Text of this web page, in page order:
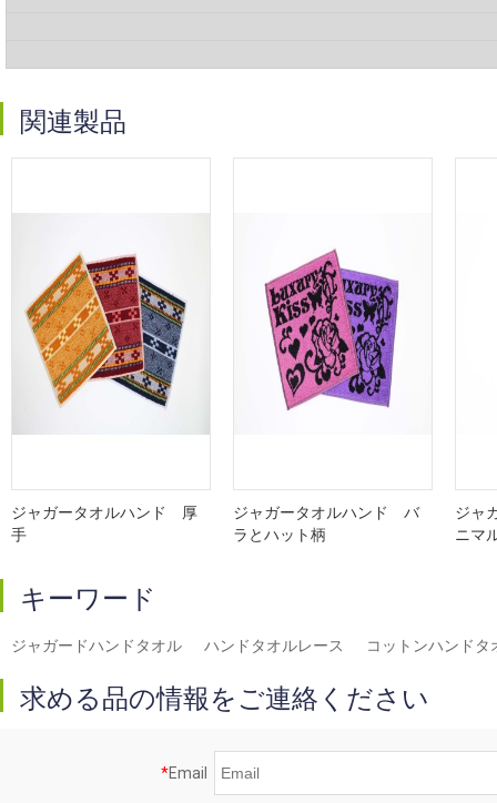
関連製品
ジャガータオルハンド 厚
手
ジャガータオルハンド バ
ラとハット柄
ジャ
ニマ
キーワード
ジャガードハンドタオル ハンドタオルレース コットンハンドタ
求める品の情報をご連絡ください
*Email